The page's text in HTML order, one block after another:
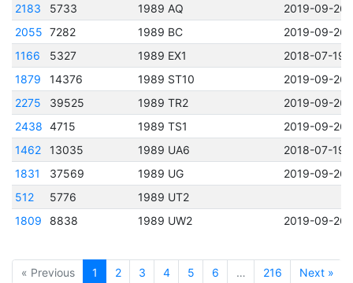
2183
5733 1989 AQ
2019-09-26
2055 7282 1989 BC
2019-09-26
1166
5327 1989 EX1
2018-07-19
1879
14376 1989 ST10
2019-09-26
2275
39525 1989 TR2
2019-09-26
2438 4715 1989 TS1
2019-09-26
1462
13035 1989 UA6
2018-07-19
1831
37569 1989 UG
2019-09-26
512
5776
1989 UT2
1809
8838 1989 UW2 2019-09-26
« Previous 1 2 3 4 5 6 … 216 Next »